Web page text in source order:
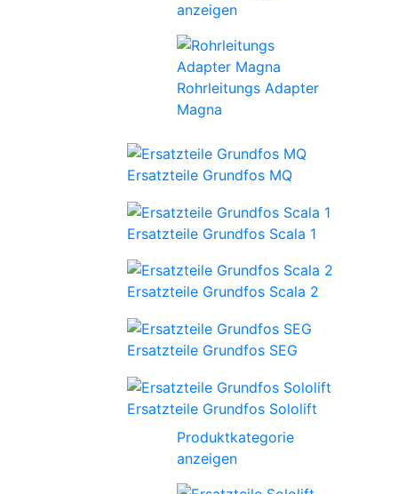
anzeigen
Rohrleitungs Adapter
Magna
Ersatzteile Grundfos MQ
Ersatzteile Grundfos Scala 1
Ersatzteile Grundfos Scala 2
Ersatzteile Grundfos SEG
Ersatzteile Grundfos Sololift
Produktkategorie
anzeigen